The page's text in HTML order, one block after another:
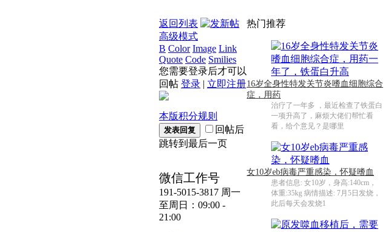
热门推荐
16岁全身性特发关节炎嗜血细胞综合
症，用药
治疗了一年多 ，最近检查了铁蛋白
一项升高了，麻烦大佬们帮忙看
看，给个意见？是哪里
女10岁eb病毒严重感染，怀疑嗜血
患者信息: 女10岁，身高:140cm，
体重:35kg 病情描述: 7月5日发烧，
此后每天会发烧1
返回列表
高级模式
B Color Image Link
Quote Code Smilies
您需要登录后才可以
回帖 登录 | 立即注册
本版积分规则
发表回复
回帖后
跳转到最后一页
微信工作号
191-5015-3817 周一
至周日：09:00 -
21:00